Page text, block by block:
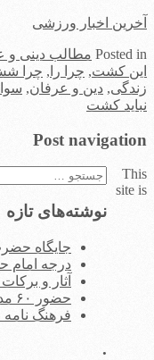
آخرین اخبار ورزشی
Posted in مطالب دینی و
این کشت, چرا را , چرا
زندگی, دین و عرفان,
نباید کشت
Post navigation
جستجو
نوشته‌های تازه
جایگاه
درجه امام
آثار و
حضور ۶۰ مداح و سخنران سرشناس در اربعین امسال
فرهنگ نامه
.
This
site is